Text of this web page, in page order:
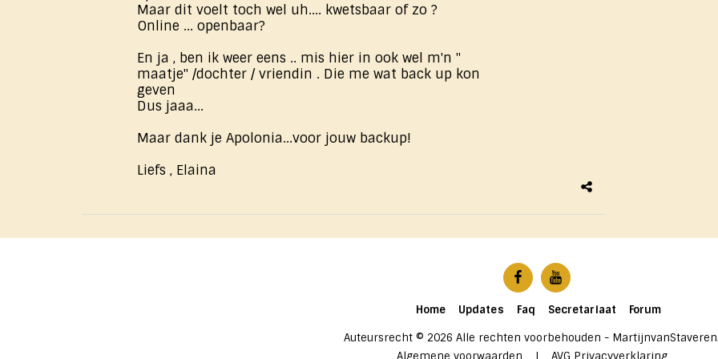
Maar dit voelt toch wel uh.... kwetsbaar of zo ?
Online ... openbaar?
En ja , ben ik weer eens .. mis hier in ook wel m'n "
maatje" /dochter / vriendin . Die me wat back up kon
geven
Dus jaaa...
Maar dank je Apolonia...voor jouw backup!
Liefs , Elaina
Home Updates Faq Secretariaat Forum
Auteursrecht © 2026 Alle rechten voorbehouden -
Algemene voorwaarden | AVG Privacyverklaring